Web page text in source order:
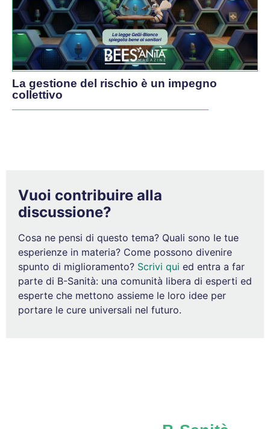
La gestione del rischio è un impegno
collettivo
Vuoi contribuire alla
discussione?
Cosa ne pensi di questo tema? Quali sono le tue
esperienze in materia? Come possono divenire
spunto di miglioramento? Scrivi qui ed entra a far
parte di B-Sanità: una comunità libera di esperti ed
esperte che mettono assieme le loro idee per
portare le cure universali nel futuro.